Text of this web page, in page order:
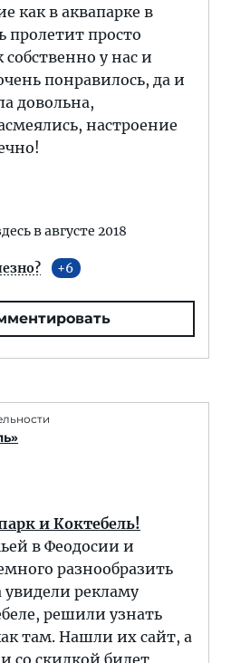
как в аквапарке в
пролетит просто
у нас и
понравилось, да и
довольна,
настроение
в августе 2018
6
и Коктебель!
в Феодосии и
разнообразить
увидели рекламу
решили узнать
там. Нашли их сайт, а
со скидкой билет